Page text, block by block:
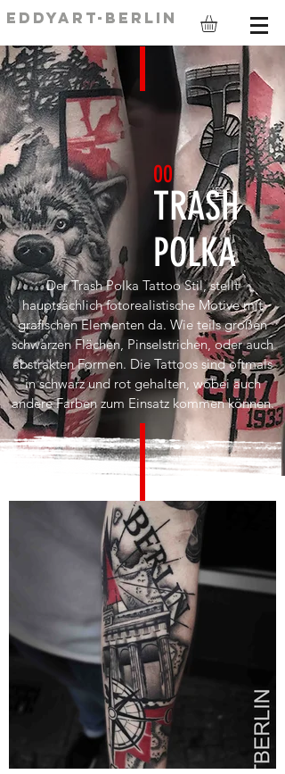
EDDYART-BERLIN
TRASH
POLKA
00
Der Trash Polka Tattoo Stil, stellt
hauptsächlich fotorealistische Motive mit
grafischen Elementen da. Wie teils großen
schwarzen Flächen, Pinselstrichen, oder auch
abstrakten Formen. Die Tattoos sind oftmals
in schwarz und rot gehalten, wobei auch
andere Farben zum Einsatz kommen können.